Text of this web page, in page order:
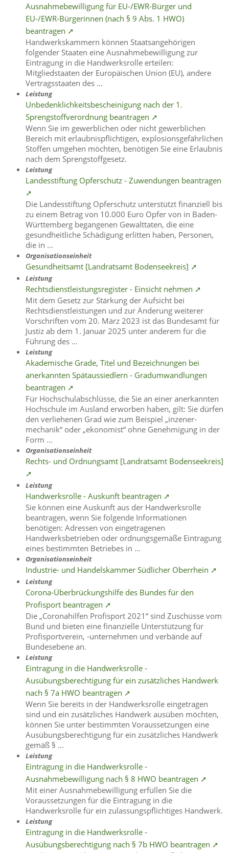
Ausnahmebewilligung für EU-/EWR-Bürger und
EU-/EWR-Bürgerinnen (nach § 9 Abs. 1 HWO)
beantragen ➚
Handwerkskammern können Staatsangehörigen
folgender Staaten eine Ausnahmebewilligung zur
Eintragung in die Handwerksrolle erteilen:
Mitgliedstaaten der Europäischen Union (EU), andere
Vertragsstaaten des …
Leistung
Unbedenklichkeitsbescheinigung nach der 1.
Sprengstoffverordnung beantragen ➚
Wenn Sie im gewerblichen oder nicht gewerblichen
Bereich mit erlaubnispflichtigen, explosionsgefährlichen
Stoffen umgehen möchten, benötigen Sie eine Erlaubnis
nach dem Sprengstoffgesetz.
Leistung
Landesstiftung Opferschutz - Zuwendungen beantragen
➚
Die Landesstiftung Opferschutz unterstützt finanziell bis
zu einem Betrag von 10.000 Euro Opfer von in Baden-
Württemberg begangenen Gewalttaten, die eine
gesundheitliche Schädigung erlitten haben, Personen,
die in …
Organisationseinheit
Gesundheitsamt [Landratsamt Bodenseekreis] ➚
Leistung
Rechtsdienstleistungsregister - Einsicht nehmen ➚
Mit dem Gesetz zur Stärkung der Aufsicht bei
Rechtsdienstleistungen und zur Änderung weiterer
Vorschriften vom 20. März 2023 ist das Bundesamt für
Justiz ab dem 1. Januar 2025 unter anderem für die
Führung des …
Leistung
Akademische Grade, Titel und Bezeichnungen bei
anerkannten Spätaussiedlern - Gradumwandlungen
beantragen ➚
Für Hochschulabschlüsse, die Sie an einer anerkannten
Hochschule im Ausland erworben haben, gilt: Sie dürfen
den verliehenen Grad wie zum Beispiel „inzener-
mechanik“ oder „ekonomist“ ohne Genehmigung in der
Form …
Organisationseinheit
Rechts- und Ordnungsamt [Landratsamt Bodenseekreis]
➚
Leistung
Handwerksrolle - Auskunft beantragen ➚
Sie können eine Auskunft aus der Handwerksrolle
beantragen, wenn Sie folgende Informationen
benötigen: Adressen von eingetragenen
Handwerksbetrieben oder ordnungsgemäße Eintragung
eines bestimmten Betriebes in …
Organisationseinheit
Industrie- und Handelskammer Südlicher Oberrhein ➚
Leistung
Corona-Überbrückungshilfe des Bundes für den
Profisport beantragen ➚
Die „Coronahilfen Profisport 2021“ sind Zuschüsse vom
Bund und bieten eine finanzielle Unterstützung für
Profisportverein, -unternehmen und verbände auf
Bundesebene an.
Leistung
Eintragung in die Handwerksrolle -
Ausübungsberechtigung für ein zusätzliches Handwerk
nach § 7a HWO beantragen ➚
Wenn Sie bereits in der Handwerksrolle eingetragen
sind und ein zusätzliches Handwerk ausüben möchten,
können Sie unter bestimmten Voraussetzungen eine
Ausübungsberechtigung für ein zusätzliches Handwerk
gemäß § …
Leistung
Eintragung in die Handwerksrolle -
Ausnahmebewilligung nach § 8 HWO beantragen ➚
Mit einer Ausnahmebewilligung erfüllen Sie die
Voraussetzungen für die Eintragung in die
Handwerksrolle für ein zulassungspflichtiges Handwerk.
Leistung
Eintragung in die Handwerksrolle -
Ausübungsberechtigung nach § 7b HWO beantragen ➚